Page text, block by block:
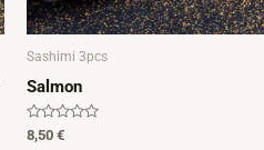
Sashimi 3pcs
Salmon
Rated
0
8,50 €